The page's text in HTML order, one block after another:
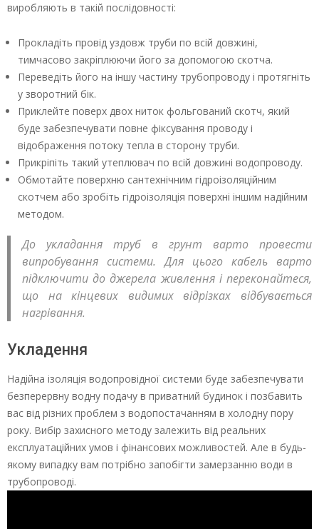
виробляють в такій послідовності:
Прокладіть провід уздовж труби по всій довжині,
тимчасово закріплюючи його за допомогою скотча.
Переведіть його на іншу частину трубопроводу і протягніть
у зворотний бік.
Приклейте поверх двох ниток фольгований скотч, який
буде забезпечувати повне фіксування проводу і
відображення потоку тепла в сторону труби.
Прикріпіть такий утеплювач по всій довжині водопроводу.
Обмотайте поверхню сантехнічним гідроізоляційним
скотчем або зробіть гідроізоляція поверхні іншим надійним
методом.
До укладання труб в грунт варто провести
випробування системи. Для цього кабель варто
підключити до джерела живлення і переконайтеся,
що на кінцевих видимих відрізках відбувається
нагрівання.
Укладення
Надійна ізоляція водопровідної системи буде забезпечувати
безперервну водну подачу в приватний будинок і позбавить
вас від різних проблем з водопостачанням в холодну пору
року. Вибір захисного методу залежить від реальних
експлуатаційних умов і фінансових можливостей. Але в будь-
якому випадку вам потрібно запобігти замерзанню води в
трубопроводі.